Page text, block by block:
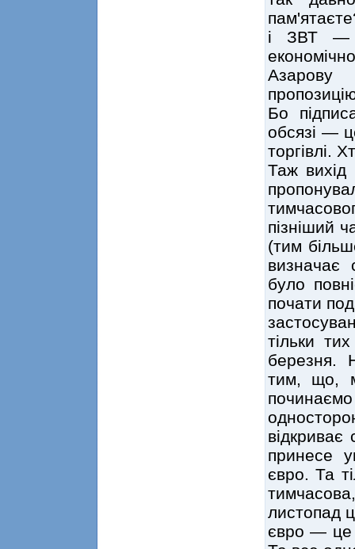
і ЗВТ —
Азарову
Бо
обсязі —
торгівлі.
Таж вихід
пізніший
(тим
було
почати
тільки
березня.
тим, що,
відкриває
принесе
євро. Та
листопад
євро — це